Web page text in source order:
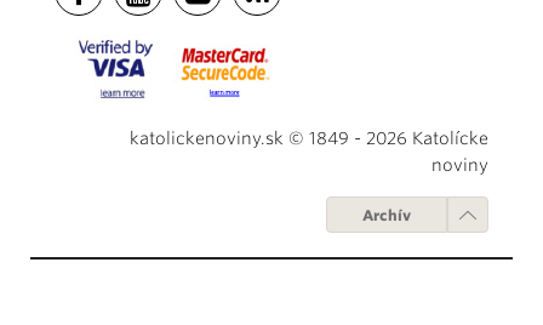
katolickenoviny.sk © 1849 - 2026 Katolícke
noviny
Archív